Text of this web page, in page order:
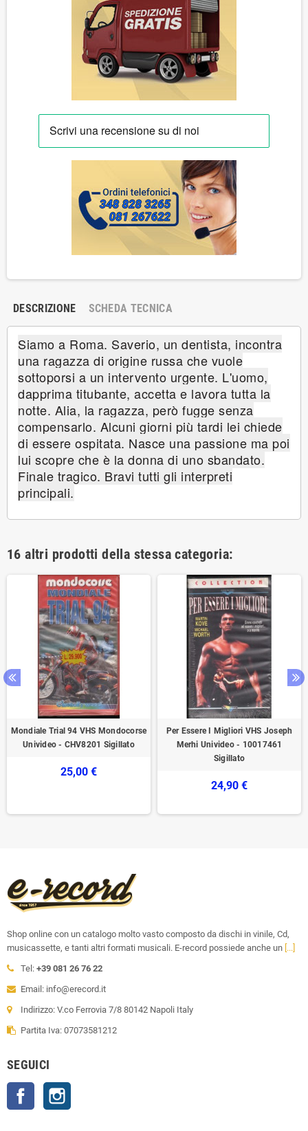
DESCRIZIONE SCHEDA TECNICA
Siamo a Roma. Saverio, un dentista, incontra
una ragazza di origine russa che vuole
sottoporsi a un intervento urgente. L'uomo,
dapprima titubante, accetta e lavora tutta la
notte. Alia, la ragazza, però fugge senza
compensarlo. Alcuni giorni più tardi lei chiede
di essere ospitata. Nasce una passione ma poi
lui scopre che è la donna di uno sbandato.
Finale tragico. Bravi tutti gli interpreti
principali.
16 altri prodotti della stessa categoria:
Mondiale Trial 94 VHS Mondocorse
Univideo - CHV8201 Sigillato
25,00 €
Per Essere I Migliori VHS Joseph
Merhi Univideo - 10017461
Sigillato
24,90 €
Shop online con un catalogo molto vasto composto da dischi in vinile, Cd,
musicassette, e tanti altri formati musicali. E-record possiede anche un [...]
Tel: +39 081 26 76 22
Email: info@erecord.it
Indirizzo: V.co Ferrovia 7/8 80142 Napoli Italy
Partita Iva: 07073581212
SEGUICI
Facebook